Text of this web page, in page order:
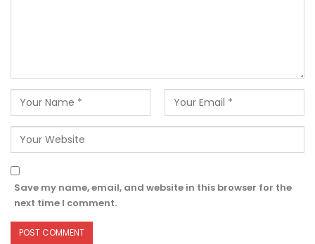
Save my name, email, and website in this browser for the
next time I comment.